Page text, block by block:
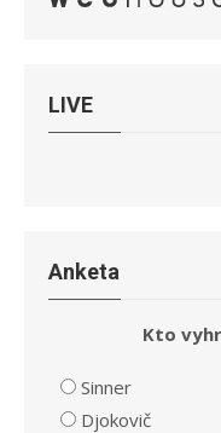
LIVE
Anketa
Kto
Sinner
Djokovič